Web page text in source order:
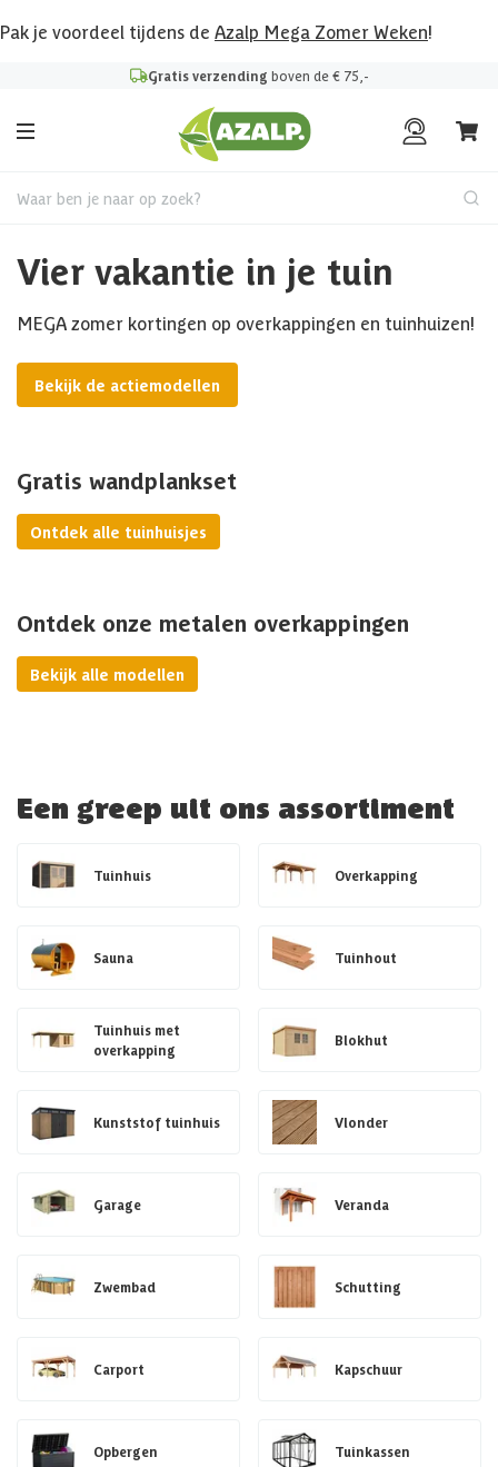
Pak je voordeel tijdens de Azalp Mega Zomer Weken!
Gratis verzending boven de € 75,-
Waar ben je naar op zoek?
Vier vakantie in je tuin
MEGA zomer kortingen op overkappingen en tuinhuizen!
Bekijk de actiemodellen
Gratis wandplankset
Ontdek alle tuinhuisjes
Ontdek onze metalen overkappingen
Bekijk alle modellen
Een greep uit ons assortiment
Tuinhuis Overkapping
Sauna Tuinhout
Tuinhuis met
overkapping
Blokhut
Kunststof tuinhuis Vlonder
Garage Veranda
Zwembad Schutting
Carport Kapschuur
Opbergen Tuinkassen